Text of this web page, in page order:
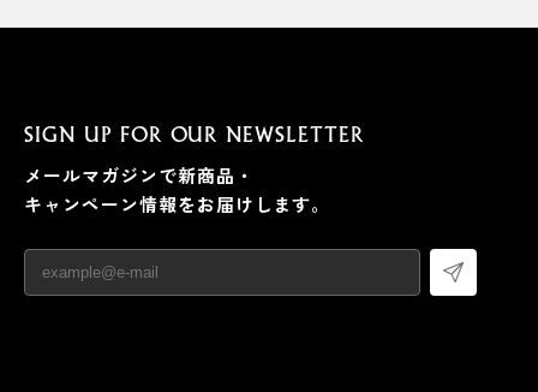
SIGN UP FOR OUR NEWSLETTER
メールマガジンで新商品・
キャンペーン情報をお届けします。